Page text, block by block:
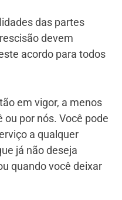
das partes
devem
acordo para todos
em vigor, a menos
ou por nós. Você pode
a qualquer
já não deseja
quando você deixar